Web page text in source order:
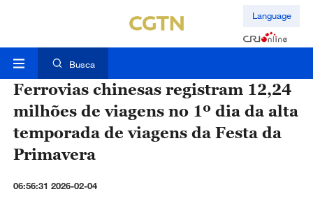
Language
Busca
Ferrovias chinesas registram 12,24
milhões de viagens no 1º dia da alta
temporada de viagens da Festa da
Primavera
06:56:31 2026-02-04